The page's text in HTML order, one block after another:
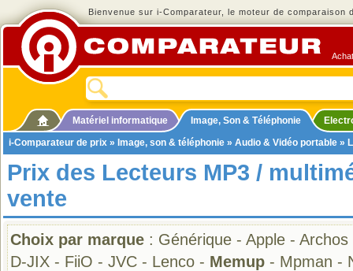
Bienvenue sur i-Comparateur, le moteur de comparaison
Matériel informatique Image, Son & Téléphonie
i-Comparateur de prix » Image, son & téléphonie » Audio & Vidéo portable »
Prix des Lecteurs MP3 /
vente
Choix par marque : Générique - Apple - Archos
D-JIX - FiiO - JVC - Lenco - Memup - Mpman -